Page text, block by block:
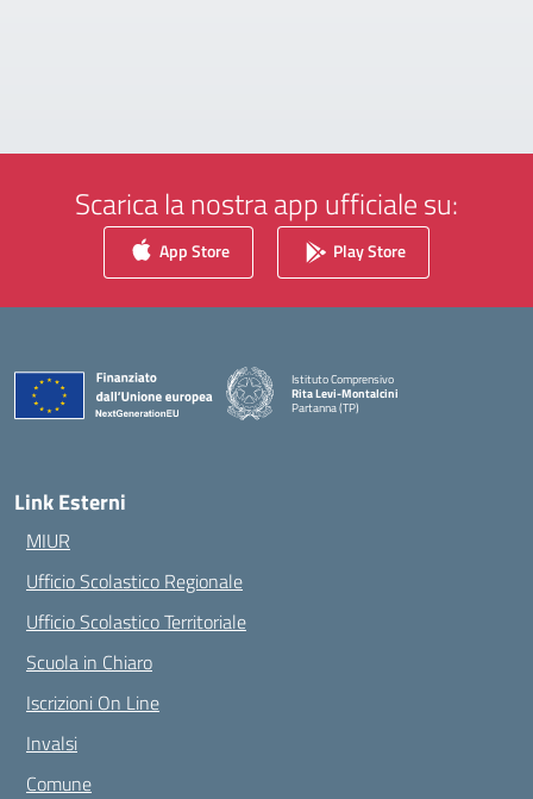
Scarica la nostra app ufficiale su:
App Store Play Store
Istituto Comprensivo
Rita Levi-Montalcini
Partanna (TP)
Link Esterni
MIUR
Ufficio Scolastico Regionale
Ufficio Scolastico Territoriale
Scuola in Chiaro
Iscrizioni On Line
Invalsi
Comune